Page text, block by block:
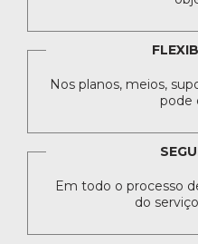
Nos planos, meios,
pode
Em todo o processo
do